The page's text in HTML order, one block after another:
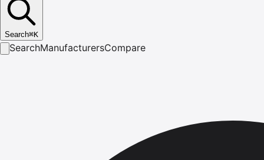
Search⌘K
SearchManufacturersCompare